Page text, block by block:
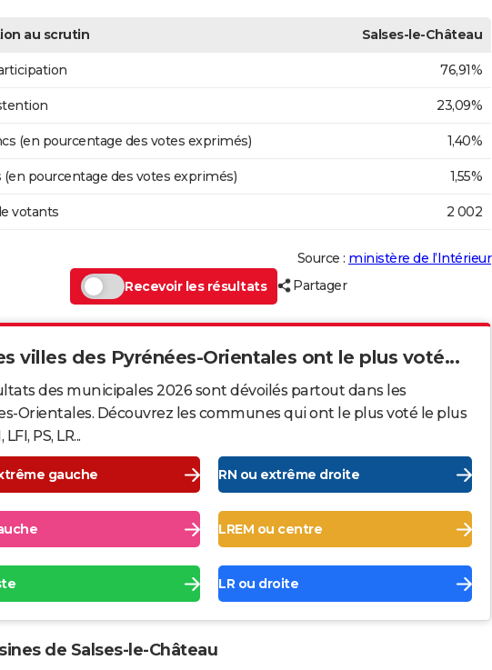
au scrutin Salses-le-Château
76,91%
23,09%
(en pourcentage des votes exprimés) 1,40%
(en pourcentage des votes exprimés) 1,55%
votants 2 002
Source : ministère de l’Intérieur
Recevoir les résultats
Partager
villes des Pyrénées-Orientales ont le plus voté...
des municipales 2026 sont dévoilés partout dans les
Orientales. Découvrez les communes qui ont le plus voté le plus
PS, LR...
gauche RN ou extrême droite
LREM ou centre
LR ou droite
de Salses-le-Château